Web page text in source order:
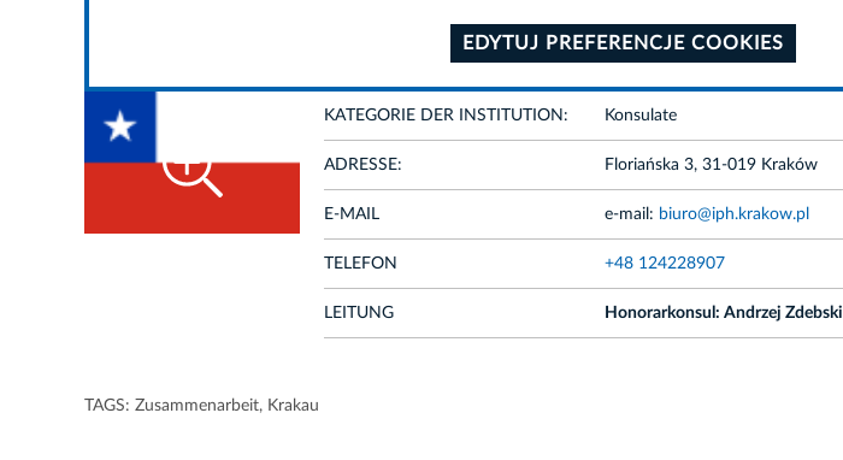
EDYTUJ PREFERENCJE COOKIES
KATEGORIE DER INSTITUTION: Konsulate
ADRESSE: Floriańska 3, 31-019 Kraków
E-MAIL e-mail: biuro@iph.krakow.pl
TELEFON +48 124228907
LEITUNG Honorarkonsul: Andrzej Zdebski
TAGS: Zusammenarbeit, Krakau